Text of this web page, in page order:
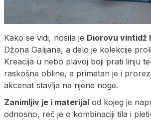
Kako se vidi, nosila je Diorovu vintidž
Džona Galijana, a delo je kolekcije
Kreacija u nebo plavoj boji prati linju
raskošne obline, a primetan je i
akcenat stavlja na njene noge.
Zanimljiv je i materijal od kojeg je
odnosno, reč je o kombinaciji tila i